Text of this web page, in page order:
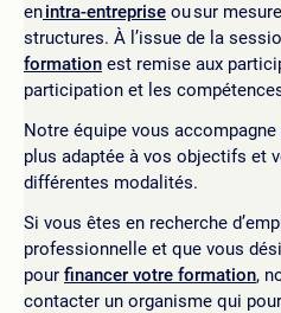
enintra-entreprise ou sur
structures. À l’issue de la
formation est remise aux
participation et les
Notre équipe vous
plus adaptée à vos objectifs et
différentes modalités.
Si vous êtes en recherche
professionnelle et que vous
pour financer votre formation,
contacter un organisme qui